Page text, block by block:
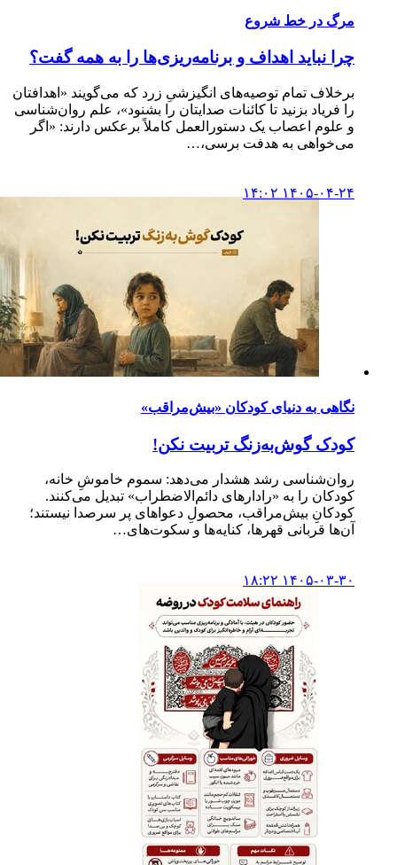
مرگ در خط شروع
چرا نباید اهداف و برنامه‌ریزی‌ها را به همه گفت؟
برخلاف تمام توصیه‌های انگیزشیِ زرد که می‌گویند «اهدافتان
را فریاد بزنید تا کائنات صدایتان را بشنود»، علم روان‌شناسی
و علوم اعصاب یک دستورالعمل کاملاً برعکس دارند: «اگر
می‌خواهی به هدفت برسی،…
۱۴۰۵-۰۴-۲۴ ۱۴:۰۲
نگاهی به دنیای کودکان «بیش‌مراقب»
کودک گوش‌به‌زنگ تربیت نکن!
روان‌شناسی رشد هشدار می‌دهد: سموم خاموشِ خانه،
کودکان را به «رادارهای دائم‌الاضطراب» تبدیل می‌کنند.
کودکانِ بیش‌مراقب، محصولِ دعواهای پر سرصدا نیستند؛
آن‌ها قربانی قهرها، کنایه‌ها و سکوت‌های…
۱۴۰۵-۰۳-۳۰ ۱۸:۲۲